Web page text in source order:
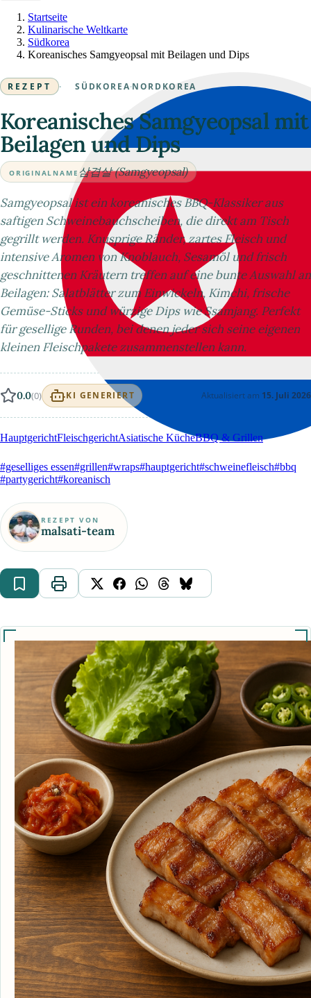
Startseite
Kulinarische Weltkarte
Südkorea
Koreanisches Samgyeopsal mit Beilagen und Dips
REZEPT · SÜDKOREA·NORDKOREA
Koreanisches Samgyeopsal mit
Beilagen und Dips
ORIGINALNAME 삼겹살 (Samgyeopsal)
Samgyeopsal ist ein koreanisches BBQ-Klassiker aus
saftigen Schweinebauchscheiben, die direkt am Tisch
gegrillt werden. Knusprige Ränder, zartes Fleisch und
intensive Aromen von Knoblauch, Sesamöl und frisch
geschnittenen Kräutern treffen auf eine bunte Auswahl an
Beilagen: Salatblätter zum Einwickeln, Kimchi, frische
Gemüse-Sticks und würzige Dips wie Ssamjang. Perfekt
für gesellige Runden, bei denen jeder sich seine eigenen
kleinen Fleischpakete zusammenstellen kann.
0.0(0) KI GENERIERT Aktualisiert am 15. Juli 2026
HauptgerichtFleischgerichtAsiatische KücheBBQ & Grillen
#geselliges essen#grillen#wraps#hauptgericht#schweinefleisch#bbq
#partygericht#koreanisch
REZEPT VON
malsati-team